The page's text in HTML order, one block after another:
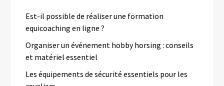
Est-il possible de réaliser une formation
equicoaching en ligne ?
Organiser un événement hobby horsing : conseils
et matériel essentiel
Les équipements de sécurité essentiels pour les